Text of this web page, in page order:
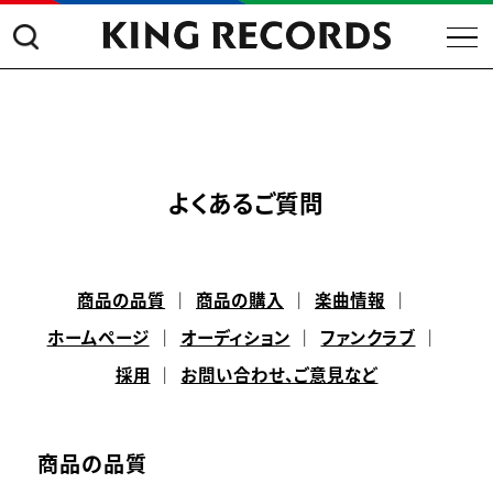
よくあるご質問
商品の品質 商品の購入 楽曲情報
ホームページ オーディション ファンクラブ
採用 お問い合わせ、ご意見など
商品の品質